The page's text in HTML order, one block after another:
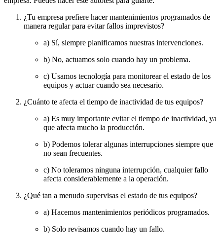
¿Tu empresa prefiere hacer mantenimientos programados de
manera regular para evitar fallos imprevistos?
a) Sí, siempre planificamos nuestras intervenciones.
b) No, actuamos solo cuando hay un problema.
c) Usamos tecnología para monitorear el estado de los
equipos y actuar cuando sea necesario.
¿Cuánto te afecta el tiempo de inactividad de tus equipos?
a) Es muy importante evitar el tiempo de inactividad, ya
que afecta mucho la producción.
b) Podemos tolerar algunas interrupciones siempre que
no sean frecuentes.
c) No toleramos ninguna interrupción, cualquier fallo
afecta considerablemente a la operación.
¿Qué tan a menudo supervisas el estado de tus equipos?
a) Hacemos mantenimientos periódicos programados.
b) Solo revisamos cuando hay un fallo.